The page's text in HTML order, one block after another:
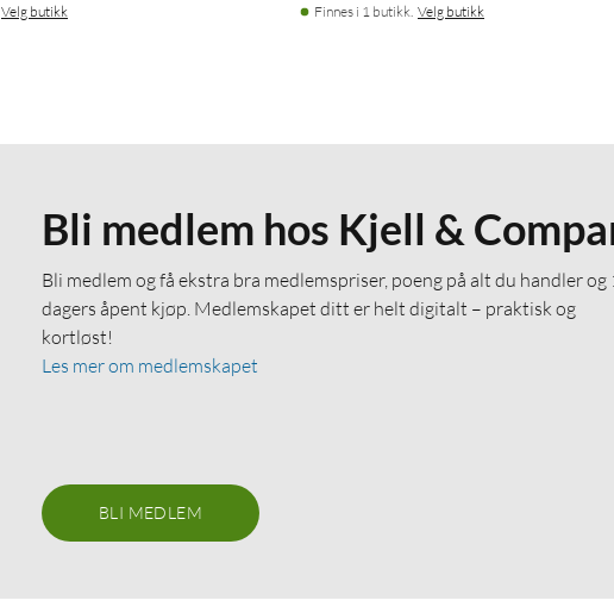
Velg butikk
Finnes i 1 butikk. Velg butikk
Bli medlem hos Kjell &
Bli medlem og få ekstra bra medlemspriser, poeng på alt du handler og
dagers åpent kjøp. Medlemskapet ditt er helt digitalt – praktisk og
kortløst!
Les mer om medlemskapet
BLI MEDLEM